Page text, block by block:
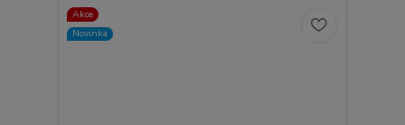
Akce
Novinka